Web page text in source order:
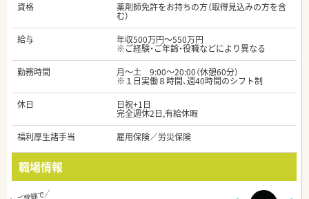
資格
薬剤師免許をお持ちの方（取得見込みの方を含
む）
給与
年収500万円～550万円
※ご経験・ご年齢・役職などにより異なる
勤務時間
月～土 9:00～20:00（休憩60分）
※１日実働８時間、週40時間のシフト制
休日
日祝+1日
完全週休2日,有給休暇
福利厚生諸手当
雇用保険／労災保険
職場情報